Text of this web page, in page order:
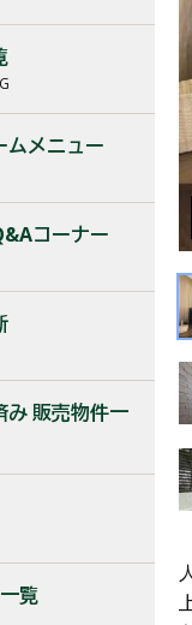
ムメニュー
コーナー
み 販売物件一
覧